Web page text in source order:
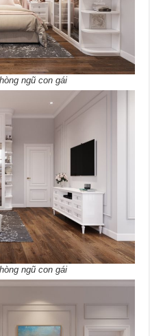
ngũ con gái
ngũ con gái